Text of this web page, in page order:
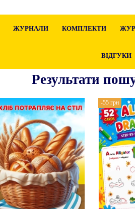
ЖУРНАЛИ КОМПЛЕКТИ
ВІДГУКИ
Результати
-55 грн